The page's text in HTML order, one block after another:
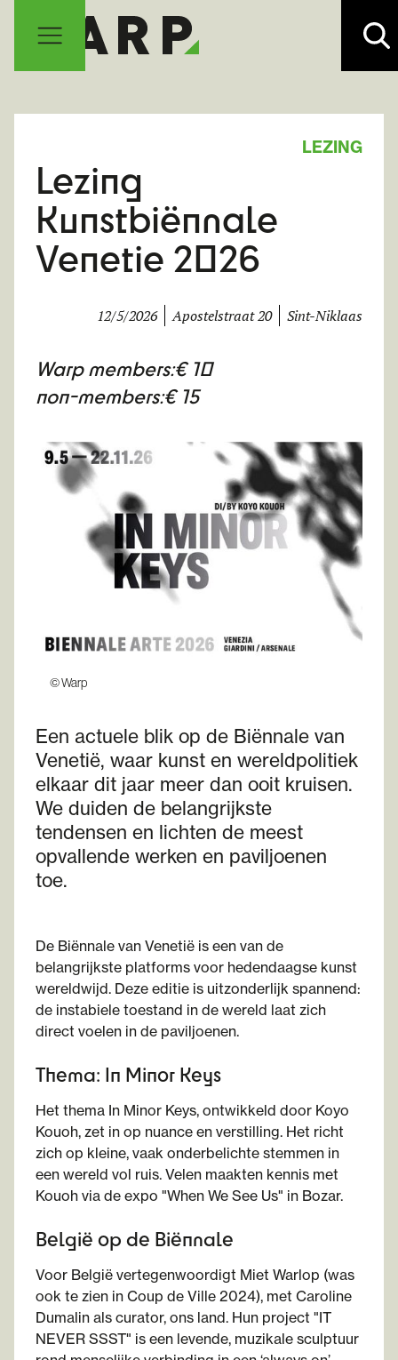
LEZING
Lezing
Kunstbiënnale
Venetie 2026
12/5/2026 Apostelstraat 20 Sint-Niklaas
Warp members:€ 10
non-members:€ 15
Een actuele blik op de Biënnale van
Venetië, waar kunst en wereldpolitiek
elkaar dit jaar meer dan ooit kruisen.
We duiden de belangrijkste
tendensen en lichten de meest
opvallende werken en paviljoenen
toe.
De Biënnale van Venetië is een van de
belangrijkste platforms voor hedendaagse kunst
wereldwijd. Deze editie is uitzonderlijk spannend:
de instabiele toestand in de wereld laat zich
direct voelen in de paviljoenen.
Thema: In Minor Keys
Het thema In Minor Keys, ontwikkeld door Koyo
Kouoh, zet in op nuance en verstilling. Het richt
zich op kleine, vaak onderbelichte stemmen in
een wereld vol ruis. Velen maakten kennis met
Kouoh via de expo "When We See Us" in Bozar.
België op de Biënnale
Voor België vertegenwoordigt Miet Warlop (was
ook te zien in Coup de Ville 2024), met Caroline
Dumalin als curator, ons land. Hun project "IT
NEVER SSST" is een levende, muzikale sculptuur
© Warp